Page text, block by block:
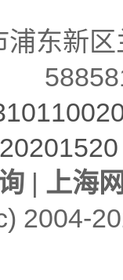
浦东新
| 上海
2004-